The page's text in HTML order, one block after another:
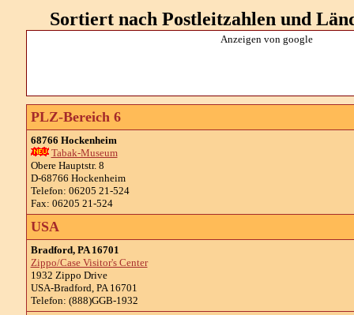
Sortiert nach Postleitzahlen und
Anzeigen von google
PLZ-Bereich 6
68766 Hockenheim
Tabak-Museum
Obere Hauptstr. 8
D-68766 Hockenheim
Telefon: 06205 21-524
Fax: 06205 21-524
USA
Bradford, PA 16701
Zippo/Case Visitor's Center
1932 Zippo Drive
USA-Bradford, PA 16701
Telefon: (888)GGB-1932